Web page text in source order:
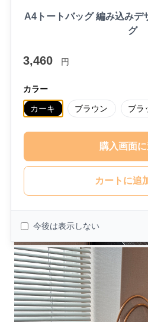
A4トートバッグ 編み込みデ
グ
3,460 円
カラー
カーキ ブラウン ブラ
購入画面
カートに追
今後は表示しない